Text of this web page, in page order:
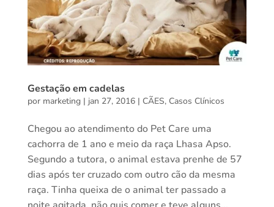
Gestação em cadelas
por marketing| jan 27, 2016| CÃES, Casos Clínicos
Chegou ao atendimento do Pet Care uma
cachorra de 1 ano e meio da raça Lhasa Apso.
Segundo a tutora, o animal estava prenhe de 57
dias após ter cruzado com outro cão da mesma
raça. Tinha queixa de o animal ter passado a